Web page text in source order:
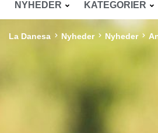
NYHEDER KATEGORIER
La Danesa Nyheder Nyheder